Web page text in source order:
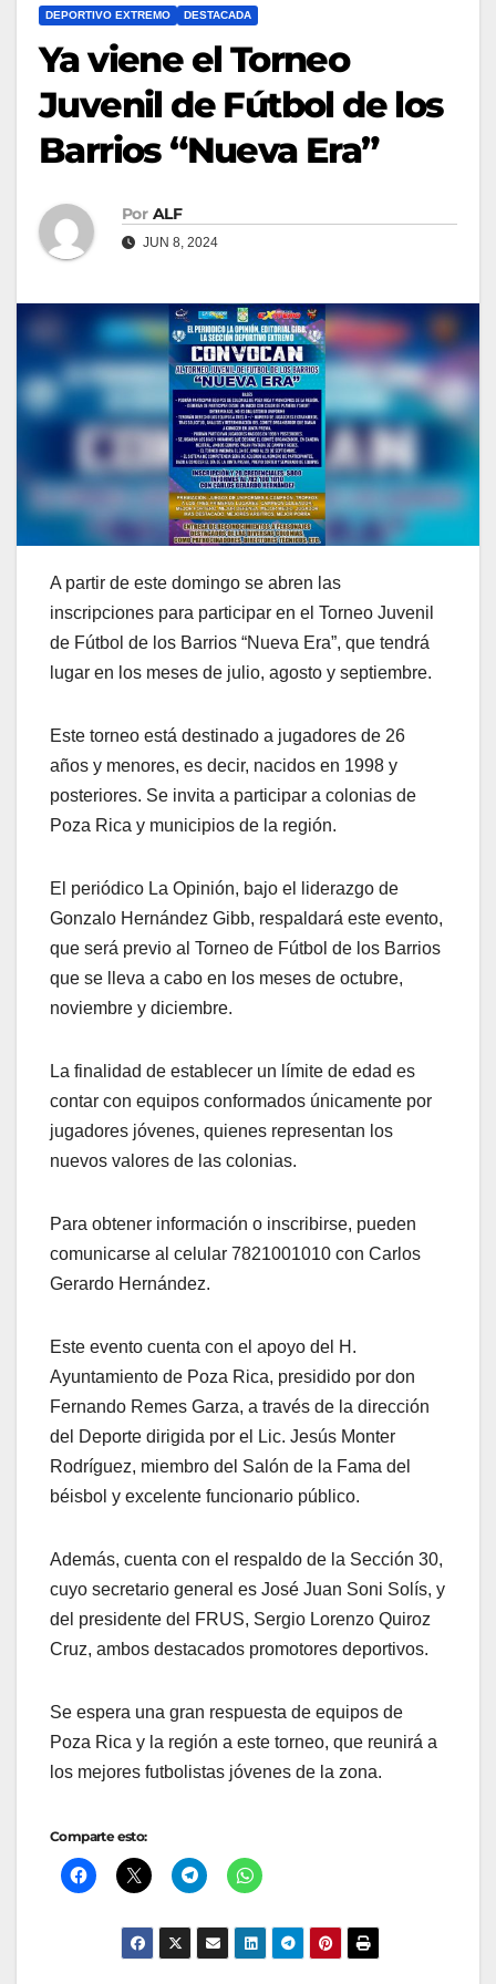
DEPORTIVO EXTREMO DESTACADA
Ya viene el Torneo
Juvenil de Fútbol de los
Barrios “Nueva Era”
Por ALF
JUN 8, 2024
A partir de este domingo se abren las
inscripciones para participar en el Torneo Juvenil
de Fútbol de los Barrios “Nueva Era”, que tendrá
lugar en los meses de julio, agosto y septiembre.
Este torneo está destinado a jugadores de 26
años y menores, es decir, nacidos en 1998 y
posteriores. Se invita a participar a colonias de
Poza Rica y municipios de la región.
El periódico La Opinión, bajo el liderazgo de
Gonzalo Hernández Gibb, respaldará este evento,
que será previo al Torneo de Fútbol de los Barrios
que se lleva a cabo en los meses de octubre,
noviembre y diciembre.
La finalidad de establecer un límite de edad es
contar con equipos conformados únicamente por
jugadores jóvenes, quienes representan los
nuevos valores de las colonias.
Para obtener información o inscribirse, pueden
comunicarse al celular 7821001010 con Carlos
Gerardo Hernández.
Este evento cuenta con el apoyo del H.
Ayuntamiento de Poza Rica, presidido por don
Fernando Remes Garza, a través de la dirección
del Deporte dirigida por el Lic. Jesús Monter
Rodríguez, miembro del Salón de la Fama del
béisbol y excelente funcionario público.
Además, cuenta con el respaldo de la Sección 30,
cuyo secretario general es José Juan Soni Solís, y
del presidente del FRUS, Sergio Lorenzo Quiroz
Cruz, ambos destacados promotores deportivos.
Se espera una gran respuesta de equipos de
Poza Rica y la región a este torneo, que reunirá a
los mejores futbolistas jóvenes de la zona.
Comparte esto: